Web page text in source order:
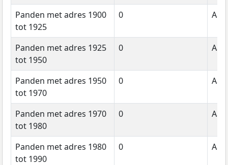
Panden met adres 1900
tot 1925
0
Panden met adres 1925
tot 1950
0
Panden met adres 1950
tot 1970
0
Panden met adres 1970
tot 1980
0
Panden met adres 1980
tot 1990
0